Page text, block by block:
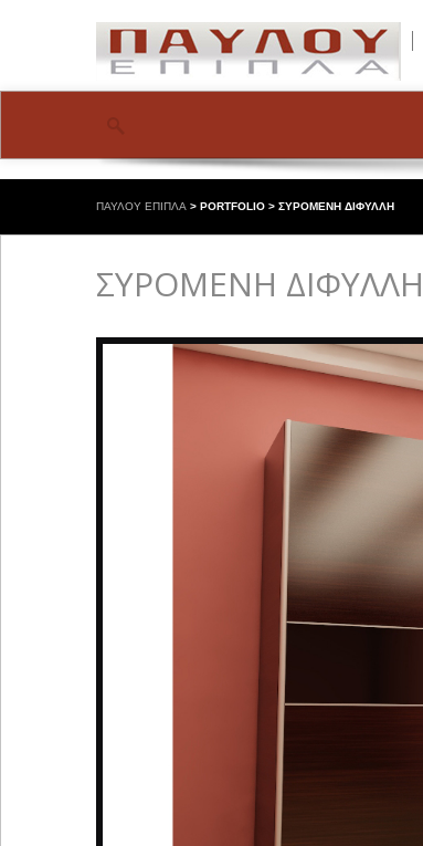
ΠΑΥΛΟΥ ΕΠΙΠΛΑ > PORTFOLIO > ΣΥΡΟΜΕΝΗ ΔΙΦΥΛΛΗ
ΣΥΡΟΜΕΝΗ ΔΙΦΥΛΛΗ